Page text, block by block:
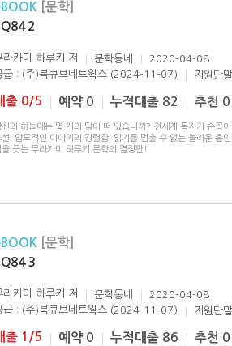
[문학]
2
라카미 하루키 저 문학동네
2020-04-08
급 : (주)북큐브네트웍스 (2024-11-07)
지원단
출 0/5 예약 0 누적대출 82 추천 0
신의 하늘에는 몇 개의 달이 떠 있습니까? 전세계 독자가 손꼽
설. 압도적인 이야기의 강렬함, 읽기를 멈출 수 없는 놀라운 흡
을 긋는 무라카미 하루키 문학의 결정판!
[문학]
3
라카미 하루키 저 문학동네
2020-04-08
급 : (주)북큐브네트웍스 (2024-11-07)
지원단
출 1/5 예약 0 누적대출 86 추천 0